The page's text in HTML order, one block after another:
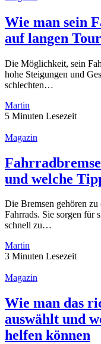
Wie man sein
auf langen
Die Möglichkeit, sein
hohe Steigungen und
schlechten…
Martin
5 Minuten Lesezeit
Magazin
und welche
Die Bremsen gehören
Fahrrads. Sie sorgen für
schnell zu…
Martin
3 Minuten Lesezeit
Magazin
Wie man das
auswählt und
helfen können